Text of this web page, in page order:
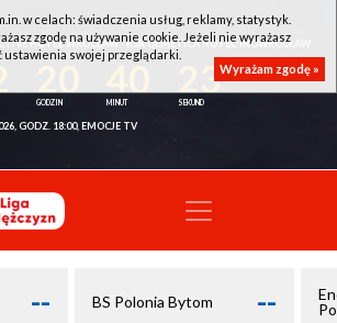
HOTEL WROCŁAW - KSK QEMETICA NOTEĆ INOWROCŁAW
22
GODZ. 18:00, EMOCJE TV
-- BS Polonia Bytom --
w celach: świadczenia usług, reklamy, statystyk.
zgodę na używanie cookie. Jeżeli nie wyrażasz
ustawienia swojej przeglądarki.
Wyrażam zgodę »